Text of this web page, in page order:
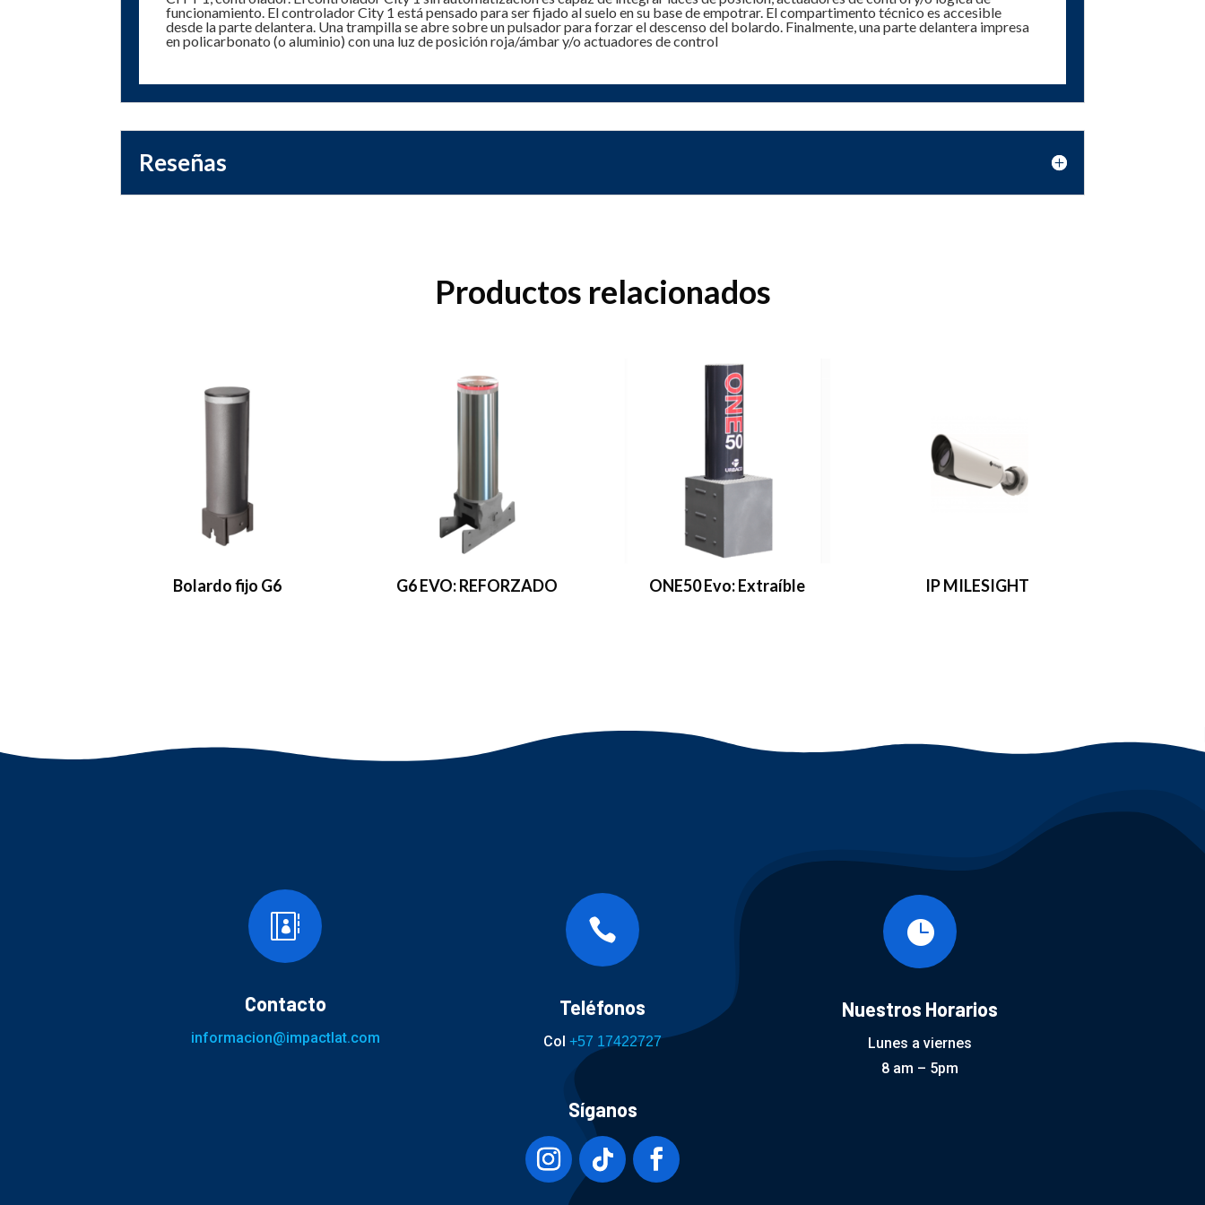
funcionamiento. El controlador City 1 está pensado para ser fijado al suelo en su base de empotrar. El compartimento técnico es accesible
desde la parte delantera. Una trampilla se abre sobre un pulsador para forzar el descenso del bolardo. Finalmente, una parte delantera impresa
en policarbonato (o aluminio) con una luz de posición roja/ámbar y/o actuadores de control
Reseñas
Productos relacionados
Bolardo fijo G6 G6 EVO: REFORZADO ONE50 Evo: Extraíble IP MILESIGHT

Contacto
informacion@impactlat.com

Teléfonos
Col +57 17422727

Nuestros Horarios
Lunes a viernes
8 am – 5pm
Síganos